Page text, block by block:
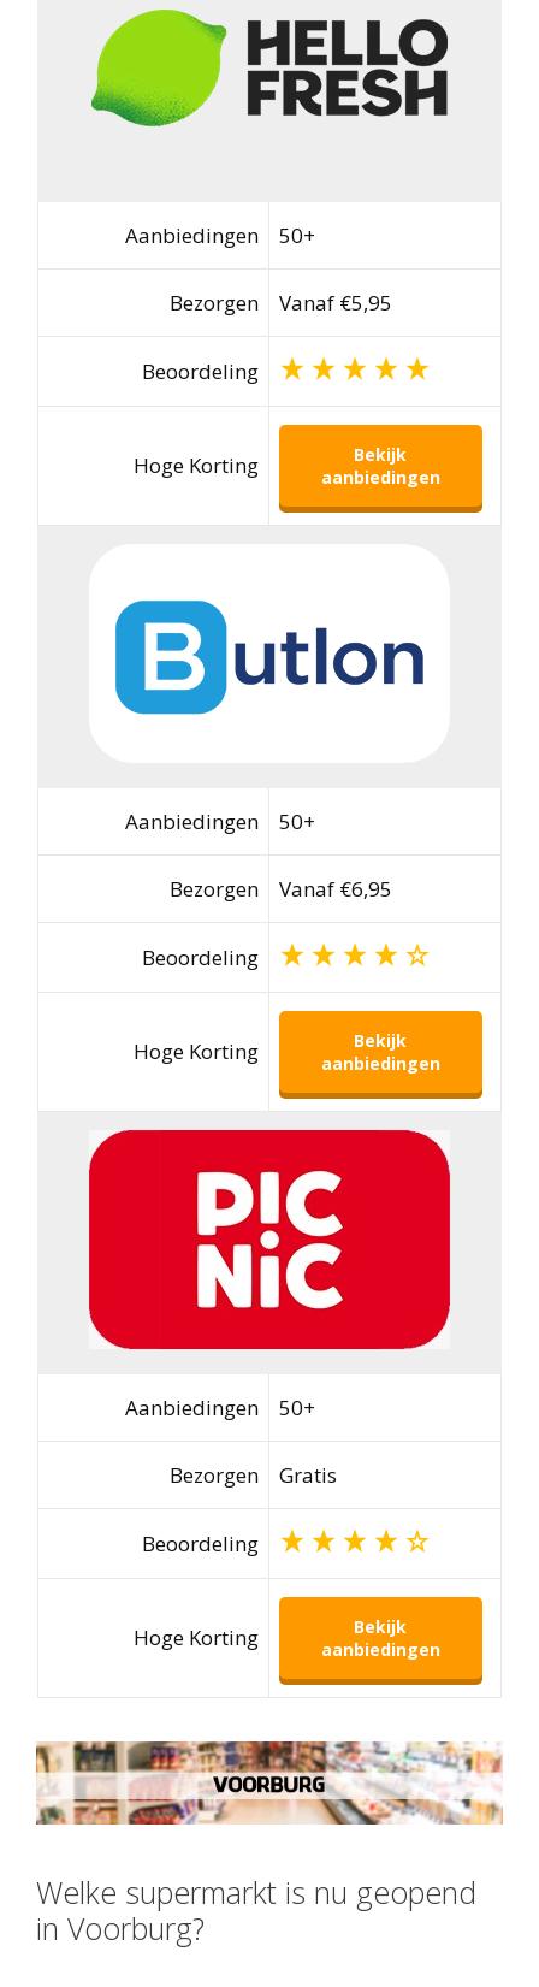
Aanbiedingen 50+
Bezorgen Vanaf €5,95
Beoordeling
Hoge Korting
Bekijk
aanbiedingen
Aanbiedingen 50+
Bezorgen Vanaf €6,95
Beoordeling
Hoge Korting
Bekijk
aanbiedingen
Aanbiedingen 50+
Bezorgen Gratis
Beoordeling
Hoge Korting
Bekijk
aanbiedingen
Welke supermarkt is nu geopend
in Voorburg?